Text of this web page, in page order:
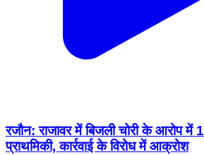
रजौन: राजावर में बिजली चोरी के आरोप में
प्राथमिकी, कार्रवाई के विरोध में आक्रोश